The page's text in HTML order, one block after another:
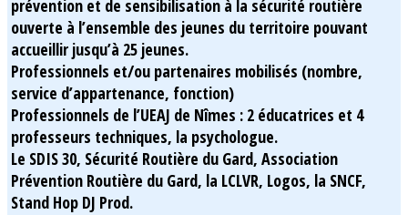
prévention et de sensibilisation à la sécurité routière
ouverte à l’ensemble des jeunes du territoire pouvant
accueillir jusqu’à 25 jeunes.
Professionnels et/ou partenaires mobilisés (nombre,
service d’appartenance, fonction)
Professionnels de l’UEAJ de Nîmes : 2 éducatrices et 4
professeurs techniques, la psychologue.
Le SDIS 30, Sécurité Routière du Gard, Association
Prévention Routière du Gard, la LCLVR, Logos, la SNCF,
Stand Hop DJ Prod.